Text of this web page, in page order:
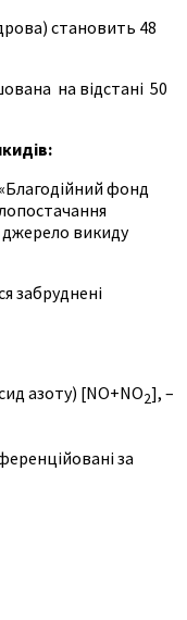
становить 48
на відстані 50
:
«Благодійний фонд
викиду
забруднені
азоту) [NO+NO2], –
за